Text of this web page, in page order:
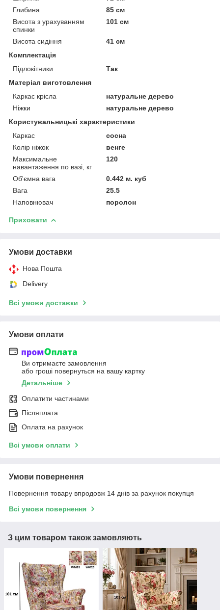
Глибина
85 см
Висота з урахуванням
спинки
101 см
Висота сидіння
41 см
Комплектація
Підлокітники
Так
Матеріал виготовлення
Каркас крісла
натуральне дерево
Ніжки
натуральне дерево
Користувальницькі характеристики
Каркас
сосна
Колір ніжок
венге
Максимальне
навантаження по вазі, кг
120
Об'ємна вага
0.442 м. куб
Вага
25.5
Наповнювач
поролон
Приховати
Умови доставки
Нова Пошта
Delivery
Всі умови доставки
Умови оплати
Ви отримаєте замовлення
або гроші повернуться на вашу картку
Детальніше
Оплатити частинами
Післяплата
Оплата на рахунок
Всі умови оплати
Умови повернення
Повернення товару впродовж 14 днів за рахунок покупця
Всі умови повернення
З цим товаром також замовляють